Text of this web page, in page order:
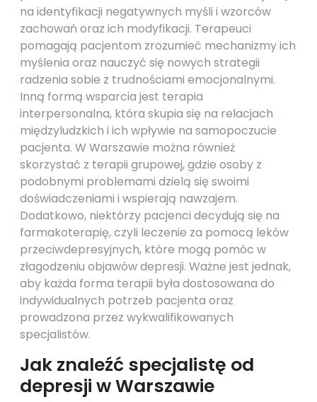
na identyfikacji negatywnych myśli i wzorców
zachowań oraz ich modyfikacji. Terapeuci
pomagają pacjentom zrozumieć mechanizmy ich
myślenia oraz nauczyć się nowych strategii
radzenia sobie z trudnościami emocjonalnymi.
Inną formą wsparcia jest terapia
interpersonalna, która skupia się na relacjach
międzyludzkich i ich wpływie na samopoczucie
pacjenta. W Warszawie można również
skorzystać z terapii grupowej, gdzie osoby z
podobnymi problemami dzielą się swoimi
doświadczeniami i wspierają nawzajem.
Dodatkowo, niektórzy pacjenci decydują się na
farmakoterapię, czyli leczenie za pomocą leków
przeciwdepresyjnych, które mogą pomóc w
złagodzeniu objawów depresji. Ważne jest jednak,
aby każda forma terapii była dostosowana do
indywidualnych potrzeb pacjenta oraz
prowadzona przez wykwalifikowanych
specjalistów.
Jak znaleźć specjalistę od
depresji w Warszawie